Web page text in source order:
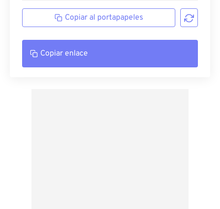
Copiar al portapapeles
Copiar enlace